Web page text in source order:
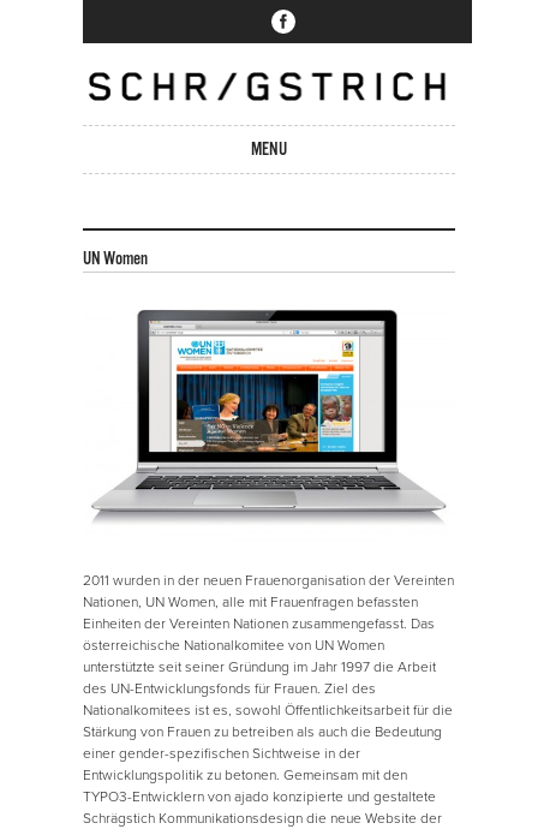
MENU
UN Women
2011 wurden in der neuen Frauenorganisation der Vereinten
Nationen, UN Women, alle mit Frauenfragen befassten
Einheiten der Vereinten Nationen zusammengefasst. Das
österreichische Nationalkomitee von UN Women
unterstützte seit seiner Gründung im Jahr 1997 die Arbeit
des UN-Entwicklungsfonds für Frauen. Ziel des
Nationalkomitees ist es, sowohl Öffentlichkeitsarbeit für die
Stärkung von Frauen zu betreiben als auch die Bedeutung
einer gender-spezifischen Sichtweise in der
Entwicklungspolitik zu betonen. Gemeinsam mit den
TYPO3-Entwicklern von ajado konzipierte und gestaltete
Schrägstich Kommunikationsdesign die neue Website der